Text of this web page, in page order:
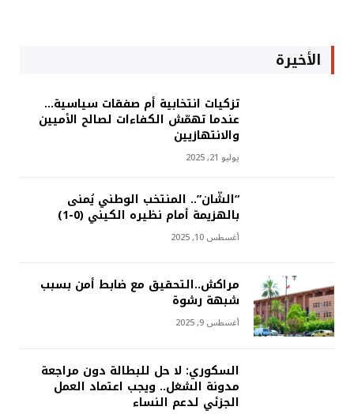
الأخيرة
تزكيات انتخابية أم صفقات سياسية…
عندما تهمّش الكفاءات لصالح الأميين
والانتهازيين
يوليو 21, 2025
“الشّان”.. المنتخب الوطني يُمنى
بالهزيمة أمام نظيره الكيني (0-1)
أغسطس 10, 2025
مراكش..التحقيق مع ضابط أمن بسبب
شبهة رشوة
أغسطس 9, 2025
السكوري: لا حل للبطالة دون مراجعة
مدونة الشغل.. ويجب اعتماد العمل
الجزئي لدعم النساء